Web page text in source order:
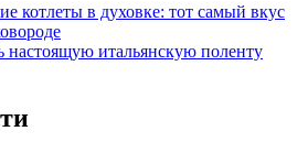
котлеты в духовке: тот самый вкус
настоящую итальянскую поленту